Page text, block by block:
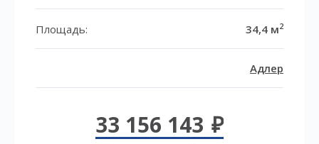
Площадь: 34,4 м2
Адлер
33 156 143